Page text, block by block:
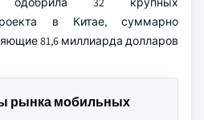
в Китае, суммарно
81,6 миллиарда долларов
рынка мобильных